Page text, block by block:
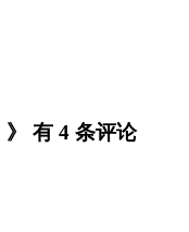
》 有 4 条评论